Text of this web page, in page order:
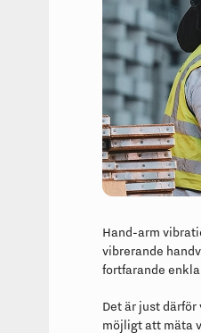
Hand-arm
vibrerande
fortfarande
Det är just
möjligt att mäta